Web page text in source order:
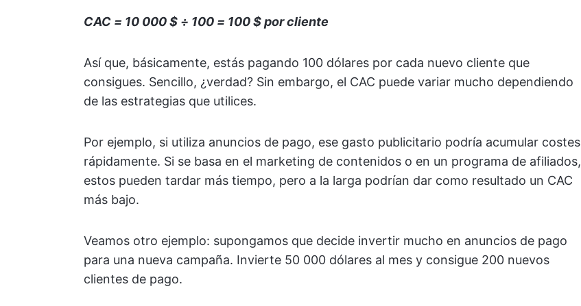
CAC = 10 000 $ ÷ 100 = 100 $ por cliente
Así que, básicamente, estás pagando 100 dólares por cada nuevo cliente que
consigues. Sencillo, ¿verdad? Sin embargo, el CAC puede variar mucho dependiendo
de las estrategias que utilices.
Por ejemplo, si utiliza anuncios de pago, ese gasto publicitario podría acumular costes
rápidamente. Si se basa en el marketing de contenidos o en un programa de afiliados,
estos pueden tardar más tiempo, pero a la larga podrían dar como resultado un CAC
más bajo.
Veamos otro ejemplo: supongamos que decide invertir mucho en anuncios de pago
para una nueva campaña. Invierte 50 000 dólares al mes y consigue 200 nuevos
clientes de pago.